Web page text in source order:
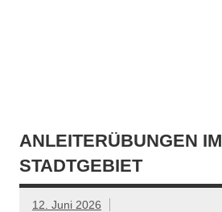
ANLEITERÜBUNGEN IM
STADTGEBIET
12. Juni 2026